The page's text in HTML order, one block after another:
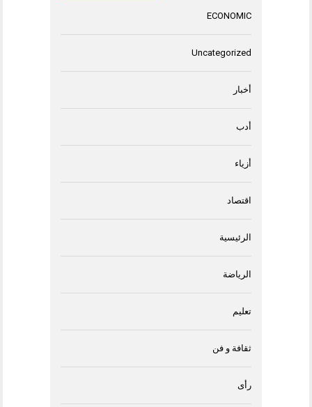
ECONOMIC
Uncategorized
أخبار
أدب
أزياء
اقتصاد
الرئيسية
الرياضة
تعليم
ثقافة و فن
رأى